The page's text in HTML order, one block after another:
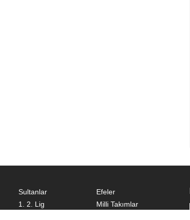
Sultanlar
Efeler
1. 2. Lig
Milli Takımlar